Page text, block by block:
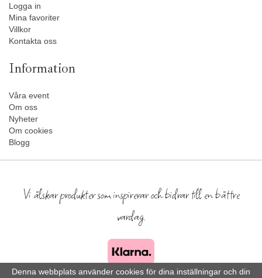
Logga in
Mina favoriter
Villkor
Kontakta oss
Information
Våra event
Om oss
Nyheter
Om cookies
Blogg
Vi älskar produkter som inspirerar och bidrar till en bättre
vardag.
Denna webbplats använder cookies för dina inställningar och din